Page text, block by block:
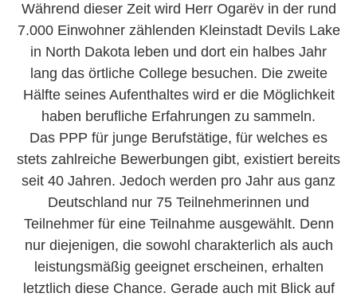
Während dieser Zeit wird Herr Ogarëv in der rund
7.000 Einwohner zählenden Kleinstadt Devils Lake
in North Dakota leben und dort ein halbes Jahr
lang das örtliche College besuchen. Die zweite
Hälfte seines Aufenthaltes wird er die Möglichkeit
haben berufliche Erfahrungen zu sammeln.
Das PPP für junge Berufstätige, für welches es
stets zahlreiche Bewerbungen gibt, existiert bereits
seit 40 Jahren. Jedoch werden pro Jahr aus ganz
Deutschland nur 75 Teilnehmerinnen und
Teilnehmer für eine Teilnahme ausgewählt. Denn
nur diejenigen, die sowohl charakterlich als auch
leistungsmäßig geeignet erscheinen, erhalten
letztlich diese Chance. Gerade auch mit Blick auf